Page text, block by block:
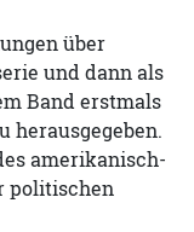
über
und dann als
Band erstmals
herausgegeben.
amerikanisch-
politischen